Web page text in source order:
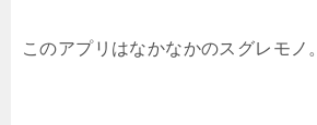
このアプリはなかなかのスグレモノ。